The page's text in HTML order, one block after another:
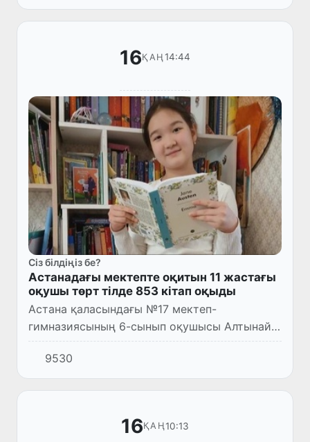
«Мемлекеттік басқару туралы», «Ад...
16ҚАҢ 14:44
Сіз білдіңіз бе?
Астанадағы мектепте оқитын 11 жастағы
оқушы төрт тілде 853 кітап оқыды
Астана қаласындағы №17 мектеп-
гимназиясының 6-сынып оқушысы Алтынай
Өтеубаева астана мектептері арасында ең
көп кітап оқыған оқушы атанды.
9530
16ҚАҢ10:13